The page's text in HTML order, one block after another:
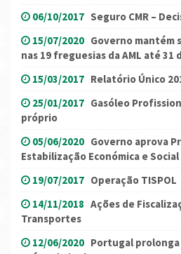
06/10/2017 Seguro CMR –
15/07/2020 Governo mantém
nas 19 freguesias da AML até 31
15/03/2017 Relatório Único
25/01/2017 Gasóleo
próprio
05/06/2020 Governo aprova
Estabilização Económica e Social
19/07/2017 Operação TISPOL
14/11/2018 Ações de
Transportes
12/06/2020 Portugal